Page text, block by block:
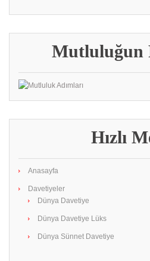
Mutluluğun
Hızlı
Anasayfa
Davetiyeler
Dünya Davetiye
Dünya Davetiye Lüks
Dünya Sünnet Davetiye